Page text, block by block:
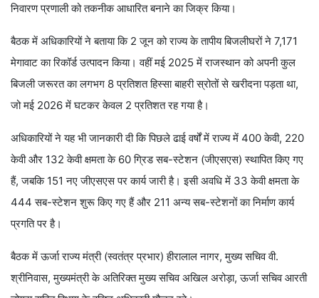
निवारण प्रणाली को तकनीक आधारित बनाने का जिक्र किया।
बैठक में अधिकारियों ने बताया कि 2 जून को राज्य के तापीय बिजलीघरों ने 7,171
मेगावाट का रिकॉर्ड उत्पादन किया। वहीं मई 2025 में राजस्थान को अपनी कुल
बिजली जरूरत का लगभग 8 प्रतिशत हिस्सा बाहरी स्रोतों से खरीदना पड़ता था,
जो मई 2026 में घटकर केवल 2 प्रतिशत रह गया है।
अधिकारियों ने यह भी जानकारी दी कि पिछले ढाई वर्षों में राज्य में 400 केवी, 220
केवी और 132 केवी क्षमता के 60 ग्रिड सब-स्टेशन (जीएसएस) स्थापित किए गए
हैं, जबकि 151 नए जीएसएस पर कार्य जारी है। इसी अवधि में 33 केवी क्षमता के
444 सब-स्टेशन शुरू किए गए हैं और 211 अन्य सब-स्टेशनों का निर्माण कार्य
प्रगति पर है।
बैठक में ऊर्जा राज्य मंत्री (स्वतंत्र प्रभार) हीरालाल नागर, मुख्य सचिव वी.
श्रीनिवास, मुख्यमंत्री के अतिरिक्त मुख्य सचिव अखिल अरोड़ा, ऊर्जा सचिव आरती